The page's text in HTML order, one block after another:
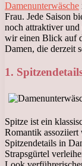
Damenunterwäsche
Frau. Jede Saison
noch attraktiver
wir einen Blick auf
Damen, die derzeit
1.
Spitze ist ein
Romantik
Spitzendetails in
Strapsgürtel